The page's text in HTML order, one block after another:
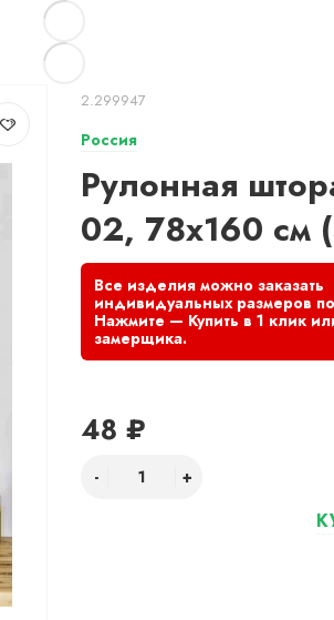
2.299947
Россия
Рулонная
02, 78x160 см
48 ₽